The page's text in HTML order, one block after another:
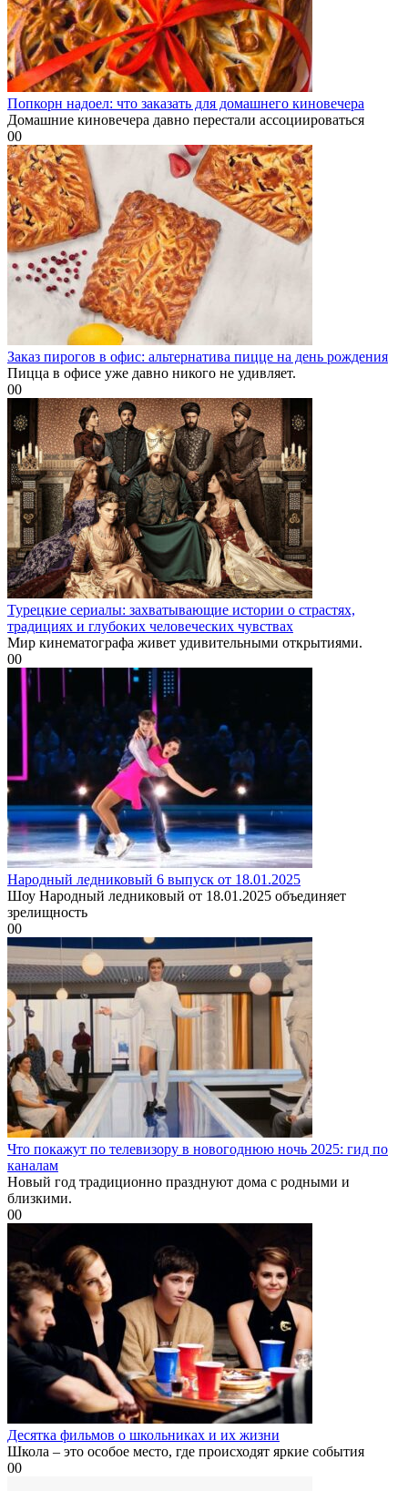
Попкорн надоел: что заказать для домашнего киновечера
Домашние киновечера давно перестали ассоциироваться
00
Заказ пирогов в офис: альтернатива пицце на день рождения
Пицца в офисе уже давно никого не удивляет.
00
Турецкие сериалы: захватывающие истории о страстях,
традициях и глубоких человеческих чувствах
Мир кинематографа живет удивительными открытиями.
00
Народный ледниковый 6 выпуск от 18.01.2025
Шоу Народный ледниковый от 18.01.2025 объединяет
зрелищность
00
Что покажут по телевизору в новогоднюю ночь 2025: гид по
каналам
Новый год традиционно празднуют дома с родными и
близкими.
00
Десятка фильмов о школьниках и их жизни
Школа – это особое место, где происходят яркие события
00